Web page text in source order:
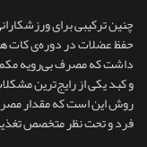
چنین ترکیبی برای
حفظ عضلات در دوره‌ی کات
داشت که مصرف بی‌رویه
و کبد یکی از رایج‌ترین
روش این است که مقدار
فرد و تحت نظر متخصص